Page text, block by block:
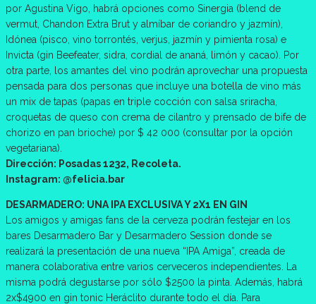
por Agustina Vigo, habrá opciones como Sinergia (blend de
vermut, Chandon Extra Brut y almíbar de coriandro y jazmín),
Idónea (pisco, vino torrontés, verjus, jazmín y pimienta rosa) e
Invicta (gin Beefeater, sidra, cordial de ananá, limón y cacao). Por
otra parte, los amantes del vino podrán aprovechar una propuesta
pensada para dos personas que incluye una botella de vino más
un mix de tapas (papas en triple cocción con salsa sriracha,
croquetas de queso con crema de cilantro y prensado de bife de
chorizo en pan brioche) por $ 42 000 (consultar por la opción
vegetariana).
Dirección: Posadas 1232, Recoleta.
Instagram: @felicia.bar
DESARMADERO: UNA IPA EXCLUSIVA Y 2X1 EN GIN
Los amigos y amigas fans de la cerveza podrán festejar en los
bares Desarmadero Bar y Desarmadero Session donde se
realizará la presentación de una nueva “IPA Amiga”, creada de
manera colaborativa entre varios cerveceros independientes. La
misma podrá degustarse por sólo $2500 la pinta. Además, habrá
2x$4900 en gin tonic Heráclito durante todo el día. Para